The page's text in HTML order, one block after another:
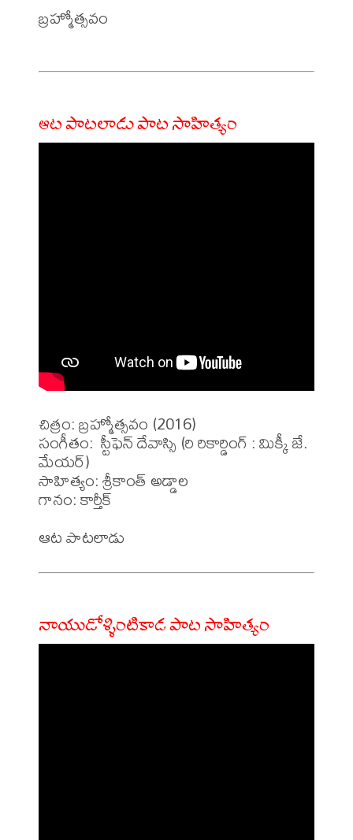
బ్రహ్మోత్సవం
ఆట పాటలాడు పాట సాహిత్యం
చిత్రం: బ్రహ్మోత్సవం (2016)
సంగీతం:  స్టీఫెన్ దేవాస్సి (రి రికార్డింగ్ : మిక్కీ జే.
మేయర్)
సాహిత్యం: శ్రీకాంత్ అడ్డాల
గానం: కార్తీక్
నాయుడోళ్ళింటికాడ పాట సాహిత్యం